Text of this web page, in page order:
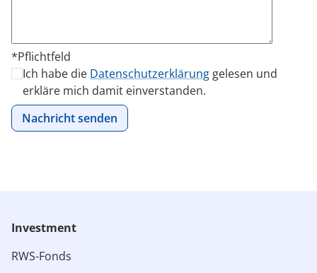
*Pflichtfeld
Bitte lasse dieses Feld leer.
Ich habe die Datenschutzerklärung gelesen und
erkläre mich damit einverstanden.
Investment
RWS-Fonds